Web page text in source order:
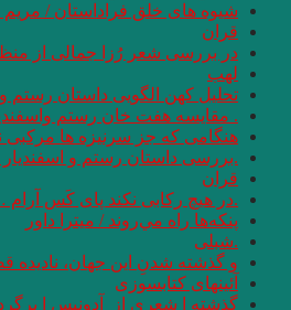
شیوه های خلق فراداستان /
قران
در بررسی شعر رُزا جمالی از
لهب
تحلیل کهن الگویی داستان رستم
. مقایسه هفت ‌خان رستم
هنگامی که جز سرنیزه ها مرکبی
.بررسی داستان رستم و اسفندیار
قران
.در هیچ رکابی نکند پای کَس
پنكه‌ها راه مي‌روند / میترا داور
.شبلی
و گذشته شدنِ این جهان،
آئینهای كتابسوزی
گذشته ا شعری از آدونیس ا